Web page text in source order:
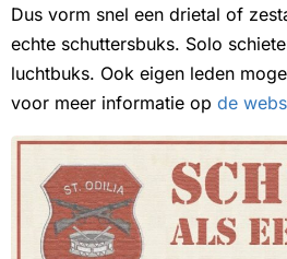
Dus vorm snel een drietal of
echte schuttersbuks. Solo
luchtbuks. Ook eigen leden
voor meer informatie op de